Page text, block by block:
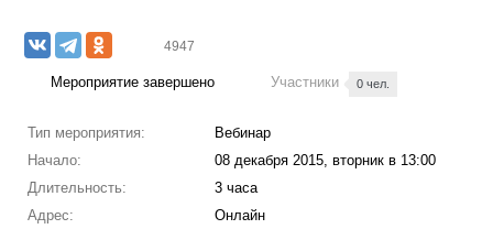
4947
Мероприятие завершено Участники 0 чел.
Тип мероприятия:
Вебинар
Начало:
08 декабря 2015, вторник в 13:00
Длительность:
3 часа
Адрес:
Онлайн